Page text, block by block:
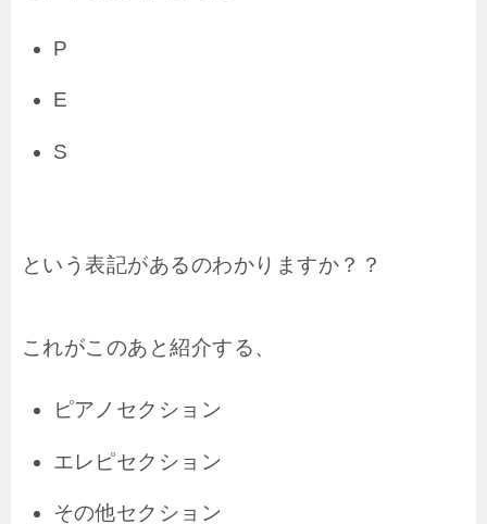
P
E
S
という表記があるのわかりますか？？
これがこのあと紹介する、
ピアノセクション
エレピセクション
その他セクション